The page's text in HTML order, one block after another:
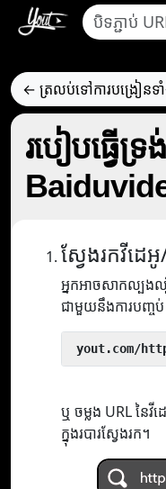
← ត្រលប់ទៅការបង្រៀនទ
របៀបធ្វើទ្រ
ស្វែងរកវីដ
អ្នកអាចសាកល្ប
ជាមួយនឹងការបញ្ចប់
yout.com/
ឬ ចម្លង URL នៃ
ក្នុងរបារស្វែងរក។